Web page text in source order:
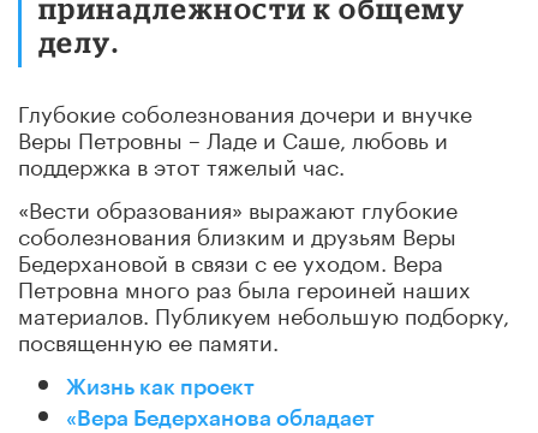
принадлежности к общему
делу.
Глубокие соболезнования дочери и внучке
Веры Петровны – Ладе и Саше, любовь и
поддержка в этот тяжелый час.
«Вести образования» выражают глубокие
соболезнования близким и друзьям Веры
Бедерхановой в связи с ее уходом. Вера
Петровна много раз была героиней наших
материалов. Публикуем небольшую подборку,
посвященную ее памяти.
Жизнь как проект
«Вера Бедерханова обладает